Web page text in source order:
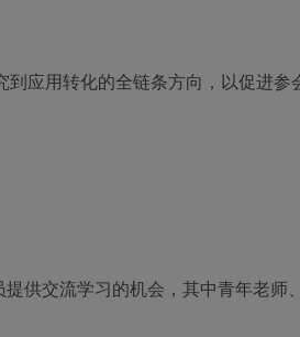
应用转化的全链条方向，以促进参
供交流学习的机会，其中青年老师